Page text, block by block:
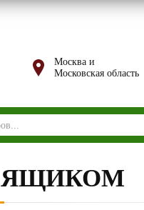
Москва и
Московская область
ЯЩИКОМ